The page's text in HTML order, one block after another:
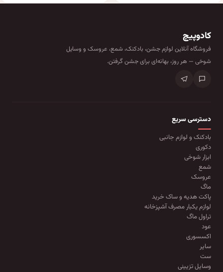
کادوپیچ
فروشگاه آنلاین لوازم جشن، بادکنک، شمع، عروسک و وسایل
شوخی — هر روز، بهانه‌ای برای جشن گرفتن.
دسترسی سریع
بادکنک و لوازم جانبی
دکوری
ابزار شوخی
شمع
عروسک
ماگ
پاکت هدیه و ساک خرید
لوازم یکبار مصرف آشپزخانه
تراول ماگ
عود
اکسسوری
سایر
ست
وسایل تزیینی